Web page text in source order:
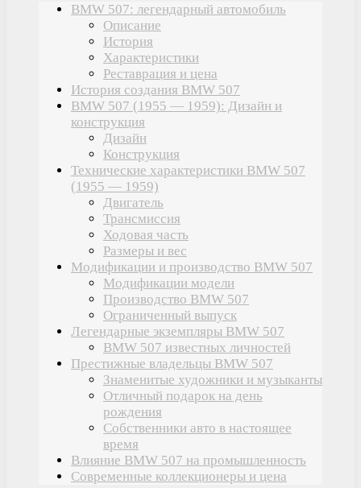
BMW 507: легендарный автомобиль
Описание
История
Характеристики
Реставрация и цена
История создания BMW 507
BMW 507 (1955 — 1959): Дизайн и
конструкция
Дизайн
Конструкция
Технические характеристики BMW 507
(1955 — 1959)
Двигатель
Трансмиссия
Ходовая часть
Размеры и вес
Модификации и производство BMW 507
Модификации модели
Производство BMW 507
Ограниченный выпуск
Легендарные экземпляры BMW 507
BMW 507 известных личностей
Престижные владельцы BMW 507
Знаменитые художники и музыканты
Отличный подарок на день
рождения
Собственники авто в настоящее
время
Влияние BMW 507 на промышленность
Современные коллекционеры и цена